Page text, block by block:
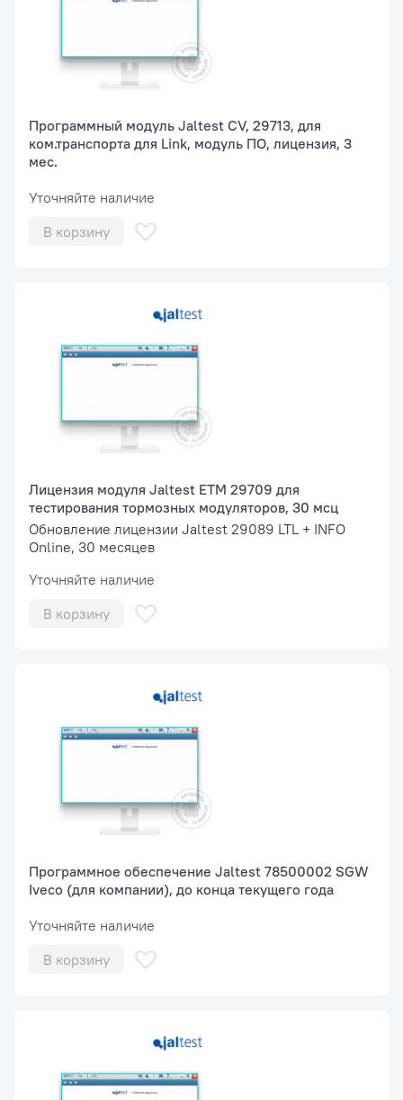
Программный модуль Jaltest СV, 29713, для
ком.транспорта для Link, модуль ПО, лицензия, 3
мес.
Уточняйте наличие
В корзину
Лицензия модуля Jaltest ETM 29709 для
тестирования тормозных модуляторов, 30 мсц
Обновление лицензии Jaltest 29089 LTL + INFO
Online, 30 месяцев
Уточняйте наличие
В корзину
Программное обеспечение Jaltest 78500002 SGW
Iveco (для компании), до конца текущего года
Уточняйте наличие
В корзину